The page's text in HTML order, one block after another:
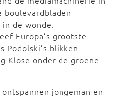
boulevardbladen
de wonde.
Europa’s grootste
Podolski’s blikken
Klose onder de groene
jongeman en